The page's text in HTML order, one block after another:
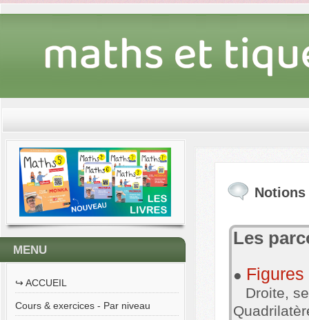
MENU
↪︎ ACCUEIL
Cours & exercices - Par niveau
Notions
Les
● Figures
Droite,